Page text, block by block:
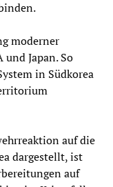
moderner
und Japan. So
in Südkorea
auf die
dargestellt, ist
auf